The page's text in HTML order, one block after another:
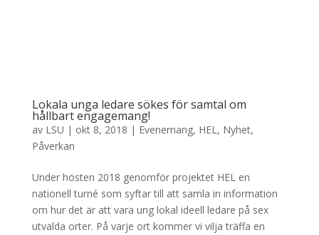
Lokala unga ledare sökes för samtal om
hållbart engagemang!
av LSU | okt 8, 2018 | Evenemang, HEL, Nyhet,
Påverkan
Under hösten 2018 genomför projektet HEL en
nationell turné som syftar till att samla in information
om hur det är att vara ung lokal ideell ledare på sex
utvalda orter. På varje ort kommer vi vilja träffa en